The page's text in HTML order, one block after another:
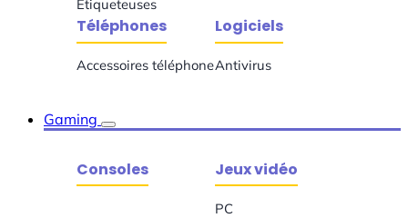
Etiqueteuses
Téléphones
Accessoires téléphone
Logiciels
Antivirus
Gaming
Consoles Jeux vidéo
PC